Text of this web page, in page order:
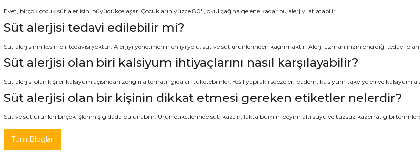
Evet, birçok çocuk süt alerjisini büyüdükçe aşar. Çocukların yüzde 80'i, okul çağına gelene kadar bu alerjiyi atlatabilir.
Süt alerjisi tedavi edilebilir mi?
Süt alerjisinin kesin bir tedavisi yoktur. Alerjiyi yönetmenin en iyi yolu, süt ve süt ürünlerinden kaçınmaktır. Alerji uzmanınızın önerdiği tedavi
Süt alerjisi olan biri kalsiyum ihtiyaçlarını nasıl karşılayabilir?
Süt alerjisi olan kişiler kalsiyum açısından zengin alternatif gıdaları tüketebilirler. Yeşil yapraklı sebzeler, badem, kalsiyum takviyeleri ve
Süt alerjisi olan bir kişinin dikkat etmesi gereken etiketler nelerdir?
Süt ve süt ürünleri birçok işlenmiş gıdada bulunabilir. Ürün etiketlerinde süt, kazein, laktalbumin, peynir altı suyu ve tuzsuz kazeinat gibi
Tüm Bloglar